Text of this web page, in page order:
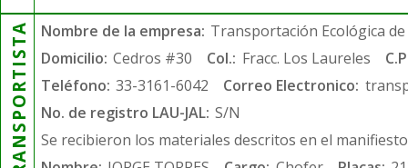
TRANSPORTISTA Nombre de la empresa: Transportación Ecológica de
Domicilio: Cedros #30 Col.: Fracc. Los Laureles
Teléfono: 33-3161-6042 Correo Electronico:
No. de registro LAU-JAL: S/N
Se recibieron los materiales descritos en el